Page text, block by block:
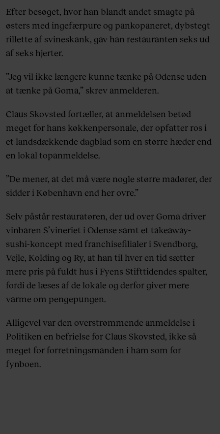
Efter besøget, hvor han blandt andet smagte på
østers med ingefærpure og pankopaneret, dybstegt
rillette af svineskank, gav han restauranten seks ud
af seks hjerter.
”Jeg vil ikke længere kunne tænke på Odense uden
at tænke på Goma,” skrev anmelderen.
Claus Skovsted fortæller, at anmeldelsen betød
meget for hans køkkenpersonale, der opfatter ros i
et landsdækkende dagblad som en større hæder end
en lokal topanmeldelse.
”De mener, at det må være nogle større madører, der
sidder i København end her ovre.”
Selv påstår restauratøren, der ud over Goma driver
vinbaren S’vineriet i Odense samt et takeaway-
sushi-koncept med franchisefilialer i Svendborg,
Vejle, Kolding og Ry, at han til hver en tid sætter
mere pris på fuldt hus i Fyens Stifttidendes spalter,
fordi de læses af de lokale og derfor giver mere
varme om pengepungen.
Alligevel var den overstrømmende anmeldelse i
Politiken en befrielse for Claus Skovsted, ikke så
meget for forretningsmanden i ham som for
fynboen.